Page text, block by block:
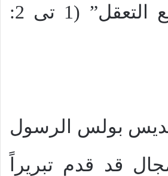
والقداسة مع التعقل” (1 تى 2:
بولس الرسول
قد قدم تبريراً